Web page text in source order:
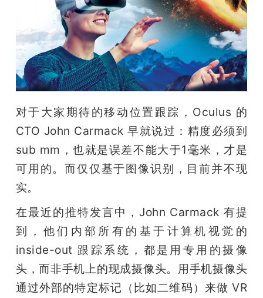
对于大家期待的移动位置跟踪，Oculus 的
CTO John Carmack 早就说过：精度必须到
sub mm，也就是误差不能大于1毫米，才是
可用的。而仅仅基于图像识别，目前并不现
实。
在最近的推特发言中，John Carmack 有提
到，他们内部所有的基于计算机视觉的
inside-out 跟踪系统，都是用专用的摄像
头，而非手机上的现成摄像头。用手机摄像头
通过外部的特定标记（比如二维码）来做 VR